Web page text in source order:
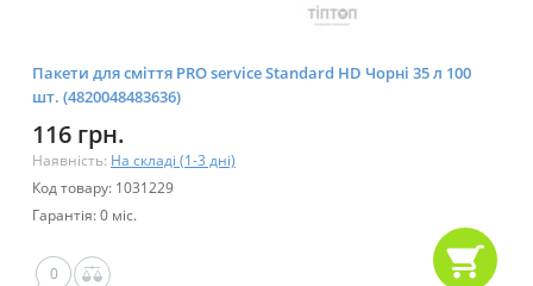
Пакети для сміття PRO service Standard HD Чорні 35 л 100
шт. (4820048483636)
116 грн.
Наявність: На складі (1-3 дні)
Код товару: 1031229
Гарантія: 0 міс.
0